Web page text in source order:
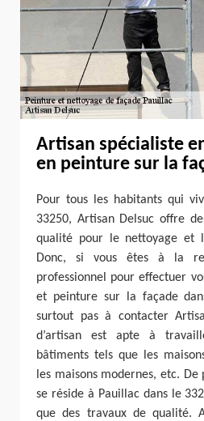
Artisan spécialiste
en peinture sur la
Pour tous les habitants qui
33250, Artisan Delsuc offre
qualité pour le nettoyage et
Donc, si vous êtes à la
professionnel pour effectuer
et peinture sur la façade
surtout pas à contacter
d’artisan est apte à
bâtiments tels que les
les maisons modernes, etc.
se réside à Pauillac dans le
que des travaux de qualité.